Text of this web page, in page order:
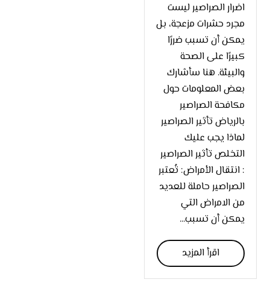
اضرار الصراصير ليست
مجرد حشرات مزعجة، بل
يمكن أن تسبب ضررًا
كبيرًا على الصحة
والبيئة. هنا سأشارك
بعض المعلومات حول
مكافحة الصراصير
بالرياض تأثير الصراصير
لماذا يجب عليك
التخلص تأثير الصراصير
: انتقال الأمراض: تُعتبر
الصراصير حاملة للعديد
من الامراض التي
يمكن أن تسبب...
اقرأ المزيد